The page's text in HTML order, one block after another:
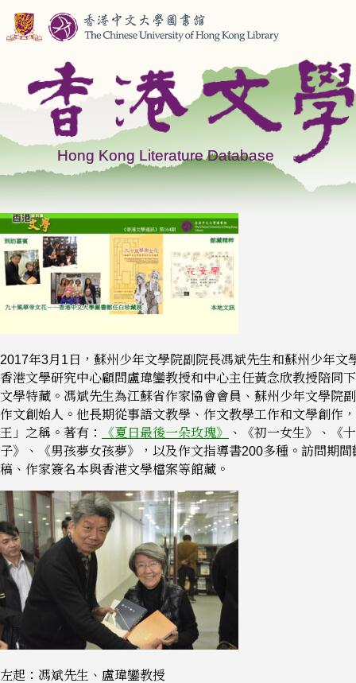
2017年3月1日，蘇州少年文學院副院長馮斌先生和蘇州少年文
香港文學研究中心顧問盧瑋鑾教授和中心主任黃念欣教授陪同
文學特藏。馮斌先生為江蘇省作家協會會員、蘇州少年文學院
作文創始人。他長期從事語文教學、作文教學工作和文學創作
王」之稱。著有：
《夏日最後一朵玫瑰》
、《初一女生》、《
子》、《男孩夢女孩夢》，以及作文指導書200多種。訪問期間
稿、作家簽名本與香港文學檔案等館藏。
左起：馮斌先生、盧瑋鑾教授